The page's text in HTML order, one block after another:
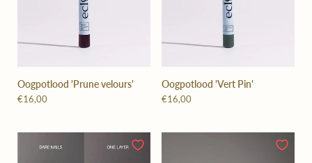
Oogpotlood 'Prune velours'
€16,00
Oogpotlood 'Vert Pin'
€16,00